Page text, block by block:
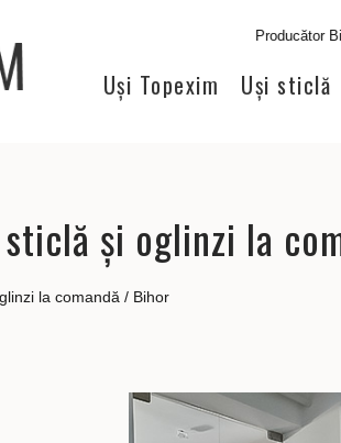
Producător Bihor - uși sticlă,
Uși Topexim Uși sticlă
și oglinzi la
la comandă / Bihor